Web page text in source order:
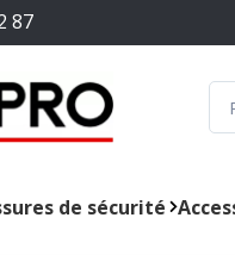
87
de sécurité